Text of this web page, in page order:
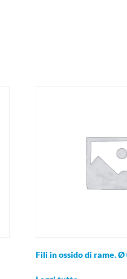
Fili in ossido di rame. Ø